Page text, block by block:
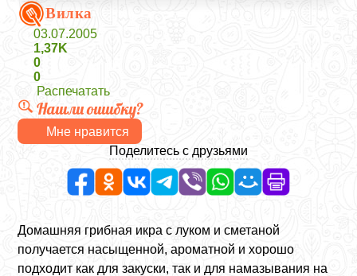
Вилка
03.07.2005
1,37K
0
0
Распечатать
Нашли ошибку?
Мне нравится
Поделитесь с друзьями
Домашняя грибная икра с луком и сметаной
получается насыщенной, ароматной и хорошо
подходит как для закуски, так и для намазывания на